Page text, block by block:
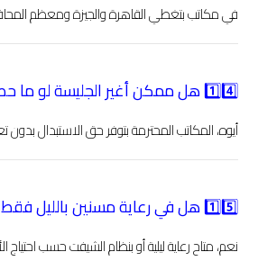
في مكاتب بتغطي القاهرة والجيزة ومعظم
1️⃣4️⃣ هل ممكن أغير الجليسة لو ما حصلش توافق؟
أيوه، المكاتب المحترمة بتوفر حق الاستبدال بدون
1️⃣5️⃣ هل في رعاية مسنين بالليل فقط؟
نعم، متاح رعاية ليلية أو بنظام الشيفت حسب احتياج